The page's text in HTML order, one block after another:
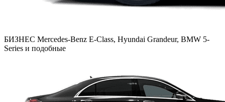
БИЗНЕС Mercedes-Benz E-Class, Hyundai Grandeur, BMW 5-
Series и подобные